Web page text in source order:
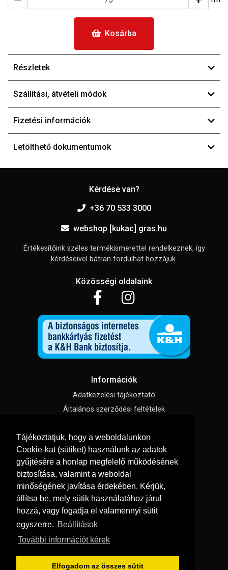
Tájékoztatjuk, hogy a weboldalunkon
Cookie-kat (sütiket) használunk az adatok
gyűjtésére a honlap megfelelő működésének
biztosítása, valamint a weboldal
minőségének javítása érdekében. Kérjük,
állítsa be, mely sütik használatához járul
hozzá, vagy fogadja el valamennyi sütit
egyszerre. Beállítások
További információt kérek
Elfogadom az összes sütit
Kosárba
Részletek
Szállítási, átvételi módok
Fizetési információk
Letölthető dokumentumok
Kérdése van?
+36 70 533 3000
webshop [kukac] gras.hu
Értékesítőink széles termékismerettel rendelkeznek, így
kérdéseivel bátran fordulhat hozzájuk.
Közösségi oldalaink
Információk
Adatkezelési tájékoztató
Általános szerződési feltételek
Süti beállítások
Menü
Hírek, cikkek
Kapcsolat
Letölthető katalógusok
Szállítás és fizetés
Vásárlási feltételek